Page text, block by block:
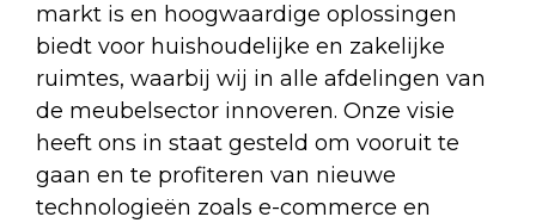
markt is en hoogwaardige oplossingen
biedt voor huishoudelijke en zakelijke
ruimtes, waarbij wij in alle afdelingen van
de meubelsector innoveren. Onze visie
heeft ons in staat gesteld om vooruit te
gaan en te profiteren van nieuwe
technologieën zoals e-commerce en